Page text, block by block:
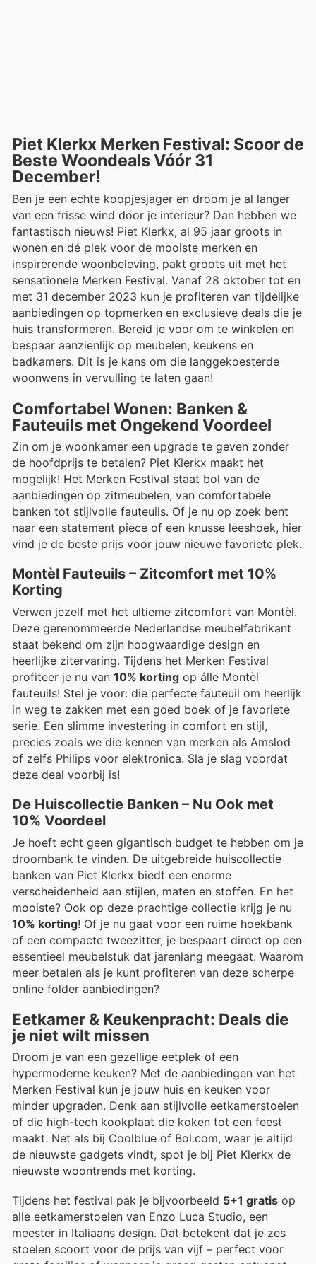
Piet Klerkx Merken Festival: Scoor de
Beste Woondeals Vóór 31
December!
Ben je een echte koopjesjager en droom je al langer
van een frisse wind door je interieur? Dan hebben we
fantastisch nieuws! Piet Klerkx, al 95 jaar groots in
wonen en dé plek voor de mooiste merken en
inspirerende woonbeleving, pakt groots uit met het
sensationele Merken Festival. Vanaf 28 oktober tot en
met 31 december 2023 kun je profiteren van tijdelijke
aanbiedingen op topmerken en exclusieve deals die je
huis transformeren. Bereid je voor om te winkelen en
bespaar aanzienlijk op meubelen, keukens en
badkamers. Dit is je kans om die langgekoesterde
woonwens in vervulling te laten gaan!
Comfortabel Wonen: Banken &
Fauteuils met Ongekend Voordeel
Zin om je woonkamer een upgrade te geven zonder
de hoofdprijs te betalen? Piet Klerkx maakt het
mogelijk! Het Merken Festival staat bol van de
aanbiedingen op zitmeubelen, van comfortabele
banken tot stijlvolle fauteuils. Of je nu op zoek bent
naar een statement piece of een knusse leeshoek, hier
vind je de beste prijs voor jouw nieuwe favoriete plek.
Montèl Fauteuils – Zitcomfort met 10%
Korting
Verwen jezelf met het ultieme zitcomfort van Montèl.
Deze gerenommeerde Nederlandse meubelfabrikant
staat bekend om zijn hoogwaardige design en
heerlijke zitervaring. Tijdens het Merken Festival
profiteer je nu van 10% korting op álle Montèl
fauteuils! Stel je voor: die perfecte fauteuil om heerlijk
in weg te zakken met een goed boek of je favoriete
serie. Een slimme investering in comfort en stijl,
precies zoals we die kennen van merken als Amslod
of zelfs Philips voor elektronica. Sla je slag voordat
deze deal voorbij is!
De Huiscollectie Banken – Nu Ook met
10% Voordeel
Je hoeft echt geen gigantisch budget te hebben om je
droombank te vinden. De uitgebreide huiscollectie
banken van Piet Klerkx biedt een enorme
verscheidenheid aan stijlen, maten en stoffen. En het
mooiste? Ook op deze prachtige collectie krijg je nu
10% korting! Of je nu gaat voor een ruime hoekbank
of een compacte tweezitter, je bespaart direct op een
essentieel meubelstuk dat jarenlang meegaat. Waarom
meer betalen als je kunt profiteren van deze scherpe
online folder aanbiedingen?
Eetkamer & Keukenpracht: Deals die
je niet wilt missen
Droom je van een gezellige eetplek of een
hypermoderne keuken? Met de aanbiedingen van het
Merken Festival kun je jouw huis en keuken voor
minder upgraden. Denk aan stijlvolle eetkamerstoelen
of die high-tech kookplaat die koken tot een feest
maakt. Net als bij Coolblue of Bol.com, waar je altijd
de nieuwste gadgets vindt, spot je bij Piet Klerkx de
nieuwste woontrends met korting.
Tijdens het festival pak je bijvoorbeeld 5+1 gratis op
alle eetkamerstoelen van Enzo Luca Studio, een
meester in Italiaans design. Dat betekent dat je zes
stoelen scoort voor de prijs van vijf – perfect voor